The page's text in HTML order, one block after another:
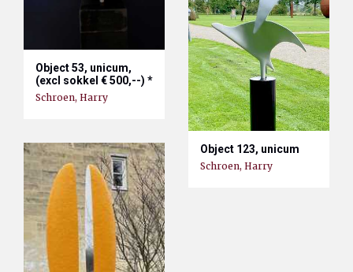
Object 53, unicum,
(excl sokkel € 500,--) *
Schroen, Harry
Object 123, unicum
Schroen, Harry